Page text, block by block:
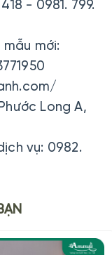
- 0981. 799.
mới:
Long A,
vụ: 0982.